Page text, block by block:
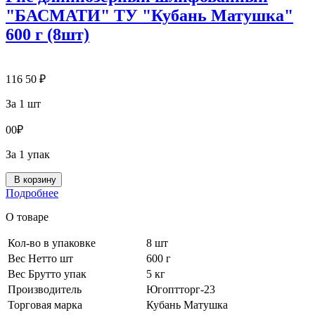
"БАСМАТИ" ТУ "Кубань Матушка"
600 г (8шт)
116 50 ₽
За 1 шт
00₽
За 1 упак
В корзину
Подробнее
О товаре
Кол-во в упаковке
8 шт
Вес Нетто шт
600 г
Вес Брутто упак
5 кг
Производитель
Югоптторг-23
Торговая марка
Кубань Матушка